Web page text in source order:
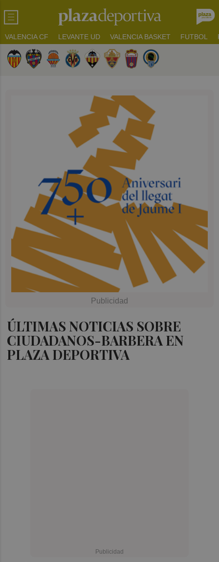
VALENCIA CF LEVANTE UD VALENCIA BASKET FUTBOL
ÚLTIMAS NOTICIAS SOBRE
CIUDADANOS-BARBERA EN
PLAZA DEPORTIVA